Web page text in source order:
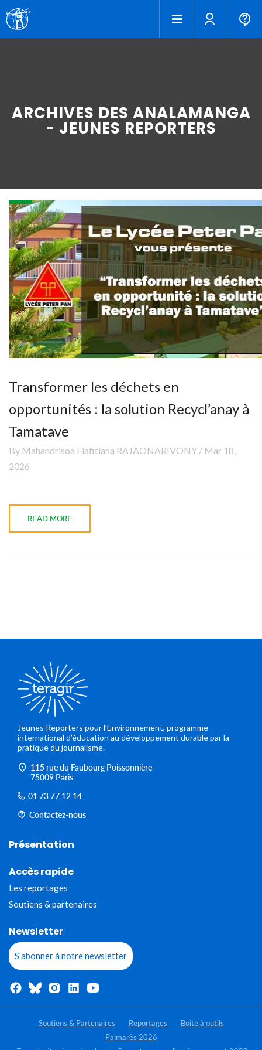
ARCHIVES DES ANALAMANGA
- JEUNES REPORTERS
Transformer les déchets en
opportunités : la solution Recycl’anay à
Tamatave
By Mahandrisoa Fiafitiana RAJAONARIVONY / Mar 18,
2026
READ MORE
Jeunes Reporters pour l’Environnement, programme
international d’éducation au développement durable par la
pratique du journalisme.
115 rue du Faubourg Poissonnière
75009 Paris
01 73 77 12 14
Contactez-nous
Présentation
Accès rapide
Les reportages
Soutiens & partenaires
Newsletter
S’abonner à notre newsletter
Soutiens & Partenaires Reportages
Boite à outils
Palmarès 2026